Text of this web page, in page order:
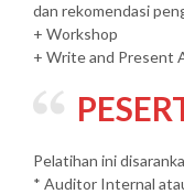
dan rekomendasi
+ Workshop
+ Write and Present
Pelatihan ini
* Auditor Internal